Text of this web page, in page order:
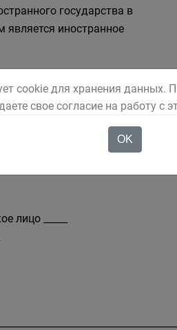
государства в
является иностранное
внесение задатка.
лицо _____
cookie для хранения данных.
даете свое согласие на работу с
OK